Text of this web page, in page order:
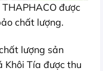
được
chất lượng.
lượng sản
Khôi Tía được thu